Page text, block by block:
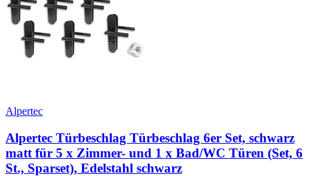
Alpertec
Alpertec Türbeschlag Türbeschlag 6er Set, schwarz
matt für 5 x Zimmer- und 1 x Bad/WC Türen (Set, 6
St., Sparset), Edelstahl schwarz